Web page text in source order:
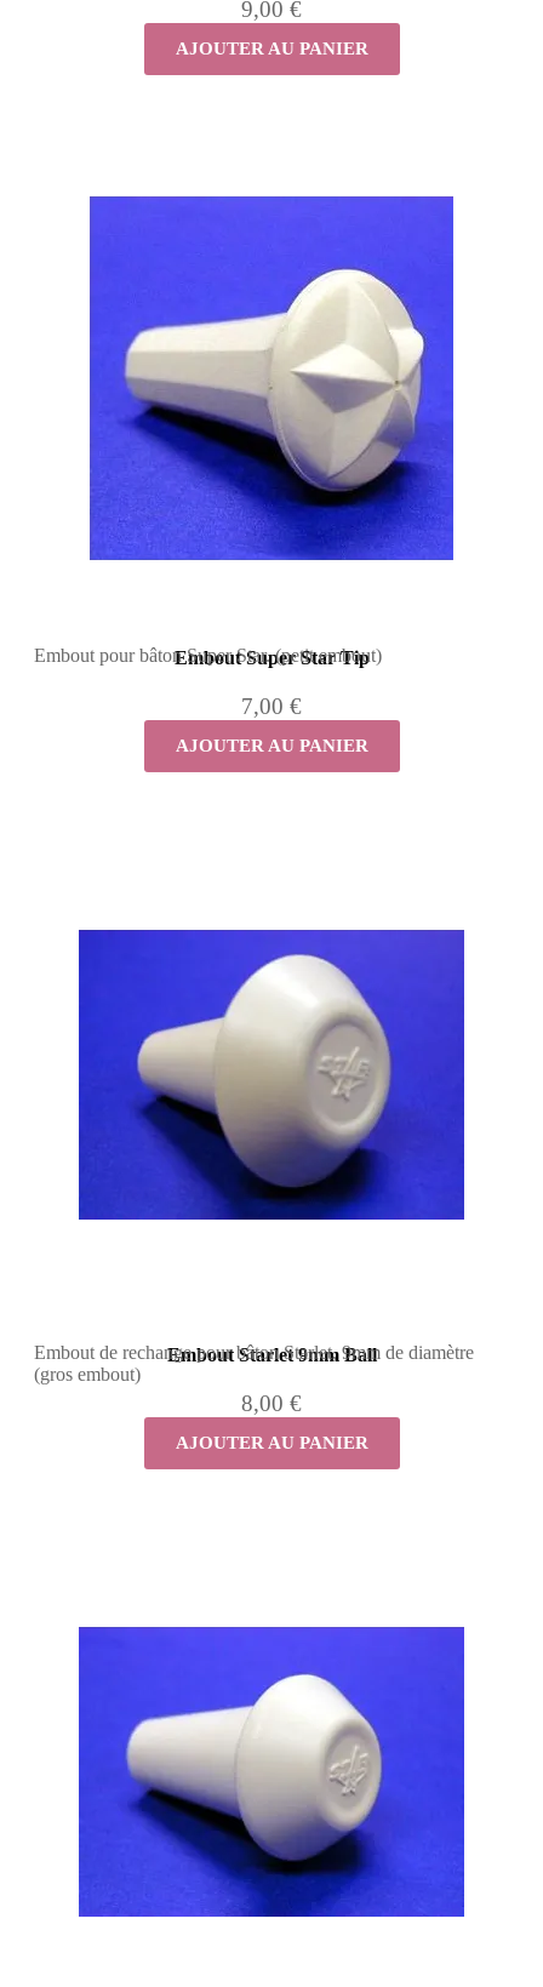
9,00 €
AJOUTER AU PANIER
Embout Super Star Tip
Embout pour bâton Super Star. (petit embout)
7,00 €
AJOUTER AU PANIER
Embout Starlet 9mm Ball
Embout de rechange pour bâton Starlet, 9mm de diamètre
(gros embout)
8,00 €
AJOUTER AU PANIER